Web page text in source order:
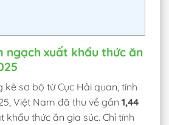
ngạch xuất khẩu thức ăn
kê sơ bộ từ Cục Hải quan, tính
Việt Nam đã thu về gần 1,44
khẩu thức ăn gia súc. Chỉ tính